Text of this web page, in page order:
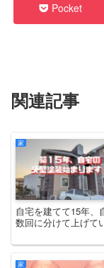
Pocket
関連記事
家
自宅を建てて15年、
数回に分けて上げて
家